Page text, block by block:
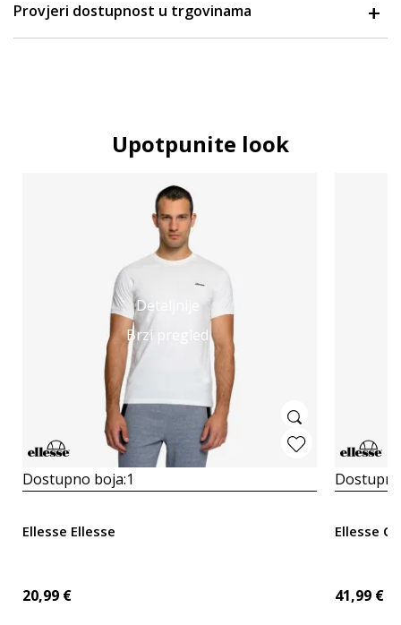
Provjeri dostupnost u trgovinama
Upotpunite look
Detaljnije
Brzi pregled
Dostupno boja:1
Ellesse Ellesse
20,99 €
Ellesse
41,99 €